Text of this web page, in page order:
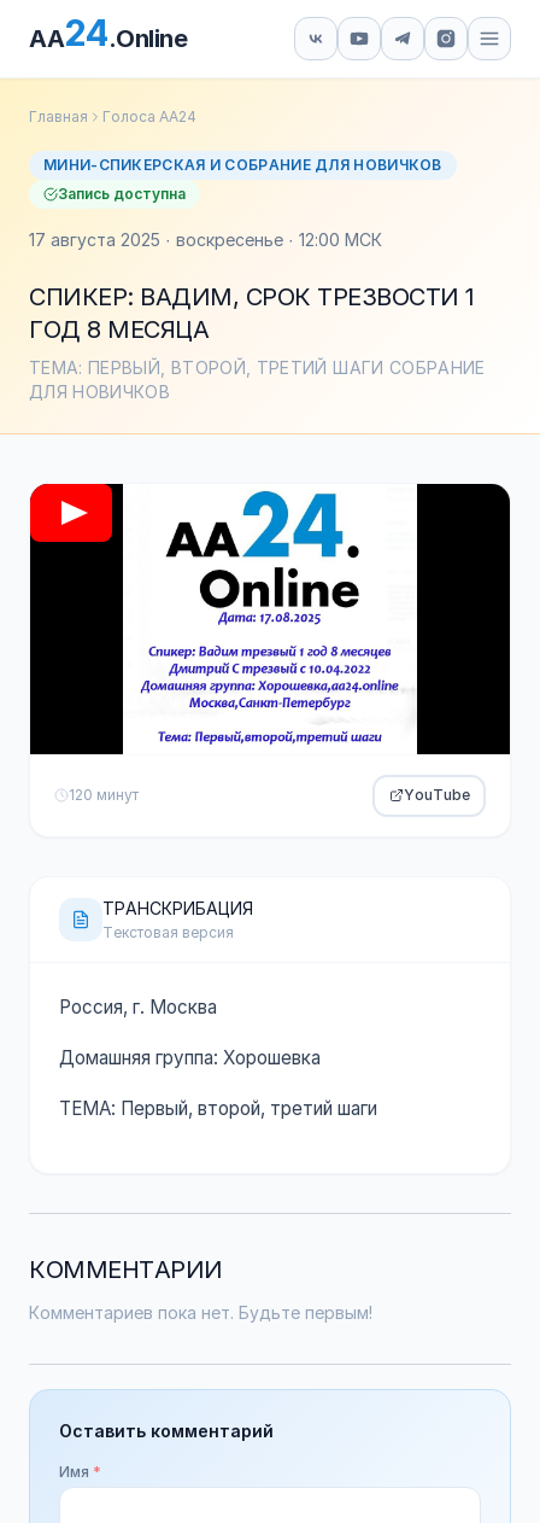
AA24.Online
Главная Голоса АА24
МИНИ-СПИКЕРСКАЯ И СОБРАНИЕ ДЛЯ НОВИЧКОВ
Запись доступна
17 августа 2025 · воскресенье · 12:00 МСК
СПИКЕР: ВАДИМ, СРОК ТРЕЗВОСТИ 1
ГОД 8 МЕСЯЦА
ТЕМА: ПЕРВЫЙ, ВТОРОЙ, ТРЕТИЙ ШАГИ СОБРАНИЕ
ДЛЯ НОВИЧКОВ
120 минут YouTube
ТРАНСКРИБАЦИЯ
Текстовая версия
Россия, г. Москва
Домашняя группа: Хорошевка
ТЕМА: Первый, второй, третий шаги
КОММЕНТАРИИ
Комментариев пока нет. Будьте первым!
Оставить комментарий
Имя *